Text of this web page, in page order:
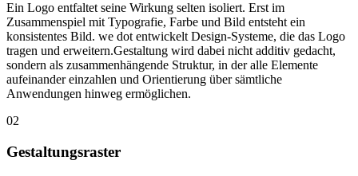
Ein Logo entfaltet seine Wirkung selten isoliert. Erst im
Zusammenspiel mit Typografie, Farbe und Bild entsteht ein
konsistentes Bild. we dot entwickelt Design-Systeme, die das Logo
tragen und erweitern.Gestaltung wird dabei nicht additiv gedacht,
sondern als zusammenhängende Struktur, in der alle Elemente
aufeinander einzahlen und Orientierung über sämtliche
Anwendungen hinweg ermöglichen.
02
Gestaltungsraster